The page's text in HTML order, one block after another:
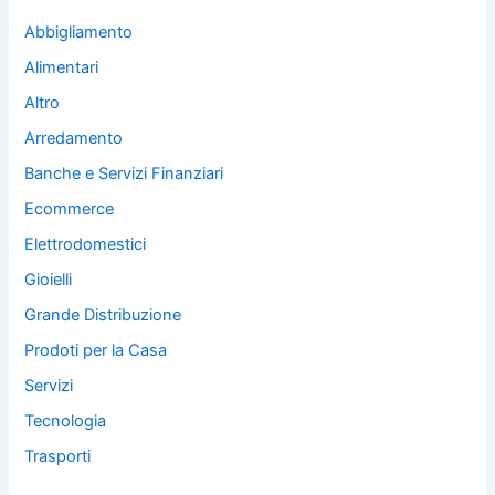
Abbigliamento
Alimentari
Altro
Arredamento
Banche e Servizi Finanziari
Ecommerce
Elettrodomestici
Gioielli
Grande Distribuzione
Prodoti per la Casa
Servizi
Tecnologia
Trasporti